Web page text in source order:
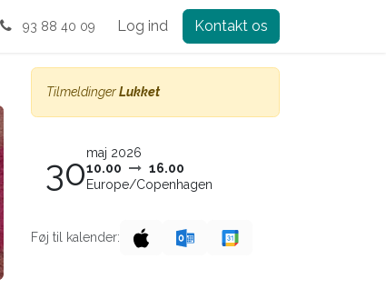
93 88 40 09 Log ind Kontakt os
TilmeldingerLukket
30maj 2026
10.00
16.00
Europe/Copenhagen
Føj til kalender: